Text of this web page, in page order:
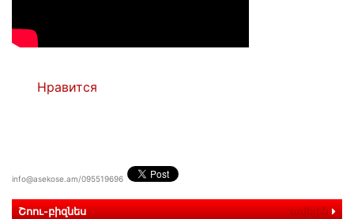
Нравится
info@asekose.am/095519696
Շոու-բիզնես ավելին